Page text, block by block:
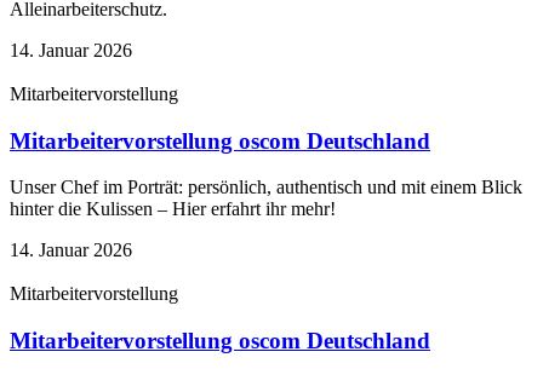
Alleinarbeiterschutz.
14. Januar 2026
Mitarbeitervorstellung
Mitarbeitervorstellung oscom Deutschland
Unser Chef im Porträt: persönlich, authentisch und mit einem Blick
hinter die Kulissen – Hier erfahrt ihr mehr!
14. Januar 2026
Mitarbeitervorstellung
Mitarbeitervorstellung oscom Deutschland